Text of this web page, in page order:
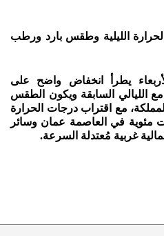
الليلية وطقس بارد ورطب
يطرأ انخفاض واضح على
مع الليالي السابقة ويكون الطقس
مع اقتراب درجات الحرارة
حدود ال10 درجات مئوية في العاصمة عمان وسائر
غربية مُعتدلة السرعة.